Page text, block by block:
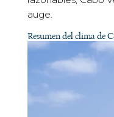
auge.
Resumen del clima de